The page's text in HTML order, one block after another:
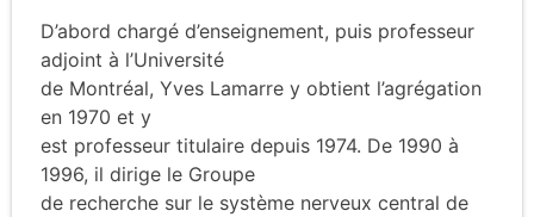
D’abord chargé d’enseignement, puis professeur
adjoint à l’Université
de Montréal, Yves Lamarre y obtient l’agrégation
en 1970 et y
est professeur titulaire depuis 1974. De 1990 à
1996, il dirige le Groupe
de recherche sur le système nerveux central de